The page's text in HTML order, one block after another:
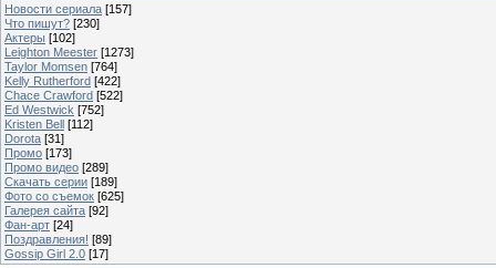
Новости сериала [157]
Что пишут? [230]
Актеры [102]
Leighton Meester [1273]
Taylor Momsen [764]
Kelly Rutherford [422]
Chace Crawford [522]
Ed Westwick [752]
Kristen Bell [112]
Dorota [31]
Промо [173]
Промо видео [289]
Скачать серии [189]
Фото со съемок [625]
Галерея сайта [92]
Фан-арт [24]
Поздравления! [89]
Gossip Girl 2.0 [17]